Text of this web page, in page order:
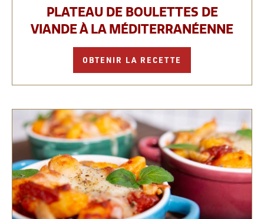
PLATEAU DE BOULETTES DE
VIANDE À LA MÉDITERRANÉENNE
OBTENIR LA RECETTE